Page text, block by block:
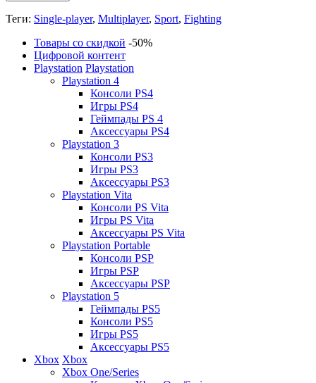
Теги: Single-player, Multiplayer, Sport, Fighting
Товары со скидкой -50%
Цифровой контент
Playstation Playstation
Playstation 4
Консоли PS4
Игры PS4
Геймпады PS 4
Аксессуары PS4
Playstation 3
Консоли PS3
Игры PS3
Аксессуары PS3
Playstation Vita
Консоли PS Vita
Игры PS Vita
Аксессуары PS Vita
Playstation Portable
Консоли PSP
Игры PSP
Аксессуары PSP
Playstation 5
Геймпады PS5
Консоли PS5
Игры PS5
Аксессуары PS5
Xbox Xbox
Xbox One/Series